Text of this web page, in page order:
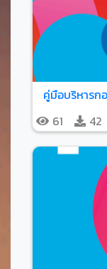
คู่มือบริหารก
61
42